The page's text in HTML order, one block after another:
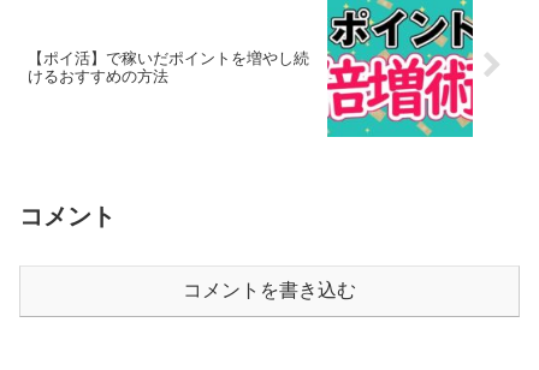
【ポイ活】で稼いだポイントを増やし続
けるおすすめの方法
コメント
コメントを書き込む